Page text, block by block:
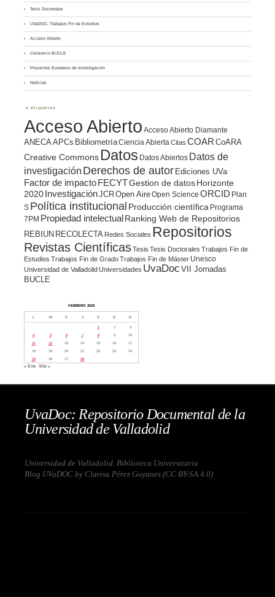
Tesis Doctorales
UVaDOC: Trabajos Fin de Estudios
Acceso Abierto
Consorcio BUCLE
Proyectos Europeos de Investigación
Noticias
ETIQUETAS
Acceso Abierto Acceso Abierto Diamante
ANECA APCs BibliometríaCiencia Abierta Citas COAR CoARA
Creative Commons Datos Datos Abiertos Datos de
investigación Derechos de autor Ediciones UVa
Factor de impacto FECYTGestion de datosHorizonte
2020 InvestigaciónJCROpen AireOpen Science ORCID Plan
S Política institucional Producción científica Programa
7PM Propiedad intelectualRanking Web de Repositorios
REBIUN RECOLECTA Redes Sociales Repositorios
Revistas CientíficasTesis Tesis Doctorales Trabajos Fin de
Estudios Trabajos Fin de GradoTrabajos Fin de Máster Unesco
Universidad de ValladolidUniversidades UvaDoc VII Jornadas
BUCLE
FEBRERO 2019
L M X J V S D
1 2
3
4
5 6 7 8 9
10
11
12 13 14 15 16
17
18
19 20 21 22 23
24
25
26 27 28
« Ene Mar »
UvaDoc: Repositorio Documental de la
Universidad de Valladolid
Universidad de Valladolid. Biblioteca Universitaria
Blog UVaDOC by Clarisa Pérez Goyanes (CC BY-SA 4.0)